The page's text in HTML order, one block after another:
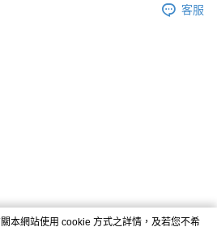
客服
本網站使用 cookie 方式之詳情，及若您不希